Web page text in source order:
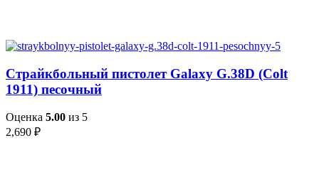
Страйкбольный пистолет Galaxy G.38D (Colt
1911) песочный
Оценка 5.00 из 5
2,690 ₽